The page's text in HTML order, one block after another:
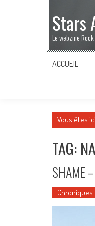
Stars
Le webzine
ACCUEIL
Vous êtes ici
TAG:
SHAME
Chroniques